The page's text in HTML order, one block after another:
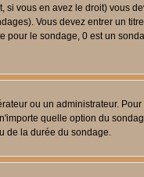
si vous en avez le droit) vous
Vous devez entrer un
pour le sondage, 0 est un
ou un administrateur.
quelle option du
de la durée du sondage.